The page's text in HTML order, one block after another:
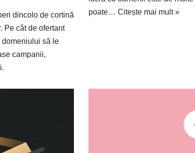
dincolo de cortină
Pe cât de ofertant
domeniului să le
campanii,
poate… Citește mai mult »